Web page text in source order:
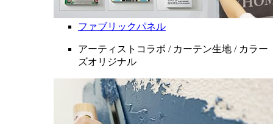
ファブリックパネル
アーティストコラボ / カーテン生地 / カラー
ズオリジナル